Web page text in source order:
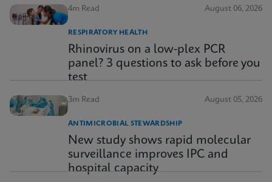
4m Read August 06, 2026
RESPIRATORY HEALTH
Rhinovirus on a low-plex PCR
panel? 3 questions to ask before you
test
3m Read August 05, 2026
ANTIMICROBIAL STEWARDSHIP
New study shows rapid molecular
surveillance improves IPC and
hospital capacity